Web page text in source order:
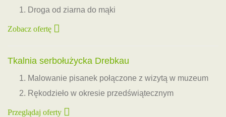
Droga od ziarna do mąki
Zobacz ofertę
Tkalnia serbołużycka Drebkau
Malowanie pisanek połączone z wizytą w muzeum
Rękodzieło w okresie przedświątecznym
Przeglądaj oferty